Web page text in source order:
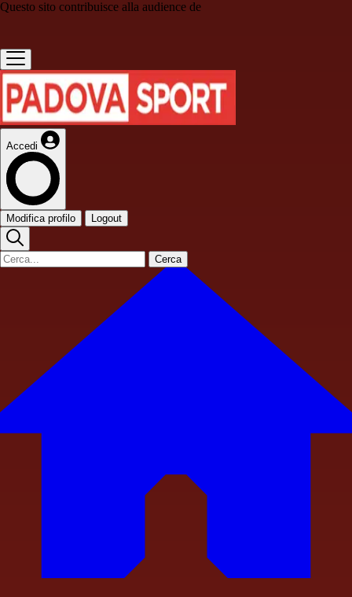
Questo sito contribuisce alla audience de
Accedi
Modifica profilo Logout
Cerca